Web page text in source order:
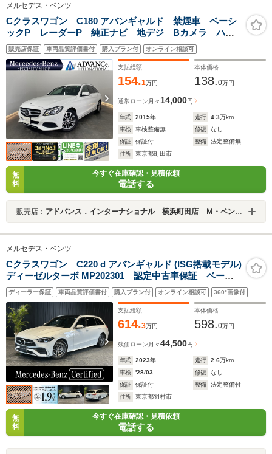
メルセデス・ベンツ
Cクラスワゴン C180 アバンギャルド 禁煙車 ベーシ
ックP レーダーP 純正ナビ 地デジ Bカメラ ハー
フレザー シートヒーター D席パワーシート パドルシ
フト LED DSRC Bluetooth PTS 電動リアゲー
ト キーレスGO 17AW
販売店保証 車両品質評価書付 購入プラン付 オンライン相談可
支払総額
154.1万円
本体価格
138.0万円
通常ローン 月々 14,000円
年式 2015年 走行 4.3万km
車検
車検整備無 修復
なし
保証
保証付 整備
法定整備無
住所
東京都町田市
無
料
今すぐ在庫確認・見積依頼
電話する
販売店： アドバンス．インターナショナル 横浜町田店 Ｍ・ベンツ専門店
メルセデス・ベンツ
Cクラスワゴン C220 d アバンギャルド (ISG搭載モデル)
ディーゼルターボ MP202301 認定中古車保証 ベーシ
ックパッケージ パノラミックスライディングルーフ
レザーエクスクルーシブパッケージ ARナビゲーショ
ン ヘッドアップディスプレイ 本革シート 電動リア
ゲート 360°カメラシステム
ディーラー保証 車両品質評価書付 購入プラン付 オンライン相談可 360°画像付
支払総額
614.3万円
本体価格
598.0万円
残価ローン 月々44,500円
年式 2023年 走行 2.6万km
車検
'28/03 修復
なし
保証
保証付 整備
法定整備付
住所
東京都羽村市
無
料
今すぐ在庫確認・見積依頼
電話する